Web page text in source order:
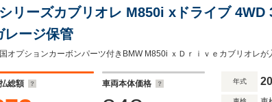
リーズカブリオレ M850i xドライブ 4WD
レージ保管
総額 車両本体価格 年式